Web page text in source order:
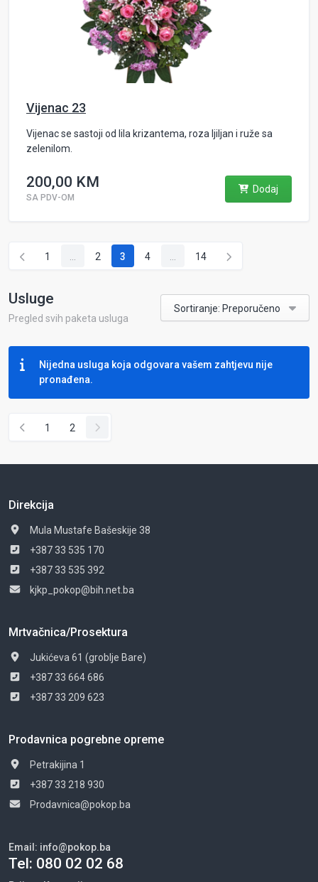
Vijenac 23
Vijenac se sastoji od lila krizantema, roza ljiljan i ruže sa
zelenilom.
200,00 KM
SA PDV-OM
Dodaj
1 2 3 4 14
Usluge
Pregled svih paketa usluga
Sortiranje: Preporučeno
Nijedna usluga koja odgovara vašem zahtjevu nije
pronađena.
1 2
Direkcija
Mula Mustafe Bašeskije 38
+387 33 535 170
+387 33 535 392
kjkp_pokop@bih.net.ba
Mrtvačnica/Prosektura
Jukićeva 61 (groblje Bare)
+387 33 664 686
+387 33 209 623
Prodavnica pogrebne opreme
Petrakijina 1
+387 33 218 930
Prodavnica@pokop.ba
Email: info@pokop.ba
Tel: 080 02 02 68